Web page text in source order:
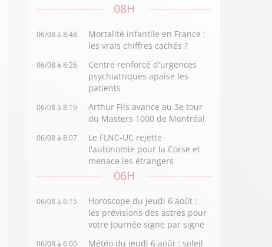
08H
06/08 à 8:48
Mortalité infantile en France :
les vrais chiffres cachés ?
06/08 à 8:26
Centre renforcé d'urgences
psychiatriques apaise les
patients
06/08 à 8:19
Arthur Fils avance au 3e tour
du Masters 1000 de Montréal
06/08 à 8:07
Le FLNC-UC rejette
l'autonomie pour la Corse et
menace les étrangers
06H
06/08 à 6:15
Horoscope du jeudi 6 août :
les prévisions des astres pour
votre journée signe par signe
06/08 à 6:00
Météo du jeudi 6 août : soleil